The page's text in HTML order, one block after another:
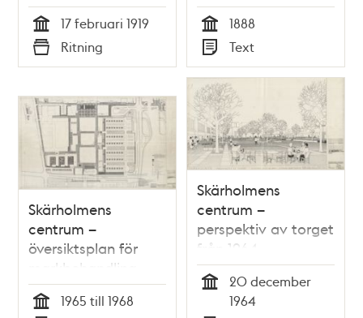
Tid
17 februari 1919
Typ
Ritning Tid
1888
Typ
Text
Skärholmens
centrum –
översiktsplan för
markbehandling
(torg och
planteringar m.m.)
1965 till 1968
Skärholmens
centrum –
perspektiv av torget
från 1964
20 december
1964